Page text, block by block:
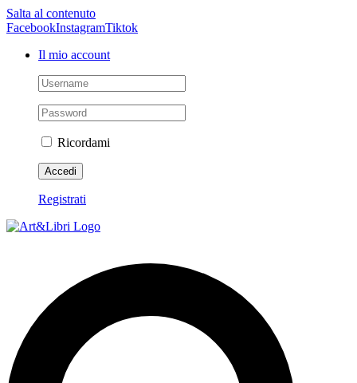
Salta al contenuto
FacebookInstagramTiktok
Il mio account
Ricordami
Registrati